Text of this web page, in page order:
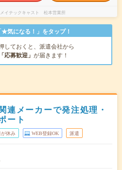
イテックキャスト 松本営業所
気になる！」をタップ！
しておくと、派遣会社から
「応募歓迎」 が届きます！
連メーカーで発注処理・
ート
が休み WEB登録OK 派遣